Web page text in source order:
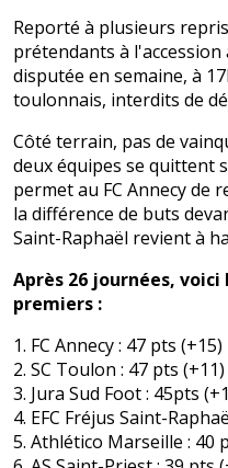
Reporté à plusieurs
prétendants à
disputée en semaine, à
toulonnais, interdits de
Côté terrain, pas de
deux équipes se quittent
permet au FC Annecy de
la différence de buts
Saint-Raphaël revient à
Après 26 journées,
premiers :
1. FC Annecy : 47 pts (+15)
2. SC Toulon : 47 pts (+11)
3. Jura Sud Foot : 45pts
4. EFC Fréjus Saint-
5. Athlético Marseille : 40